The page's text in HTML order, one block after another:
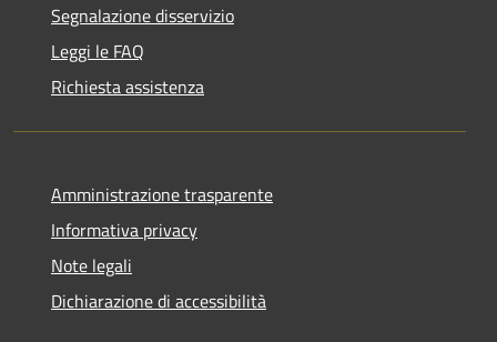
Segnalazione disservizio
Leggi le FAQ
Richiesta assistenza
Amministrazione trasparente
Informativa privacy
Note legali
Dichiarazione di accessibilità